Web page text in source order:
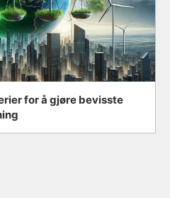
for å gjøre bevisste